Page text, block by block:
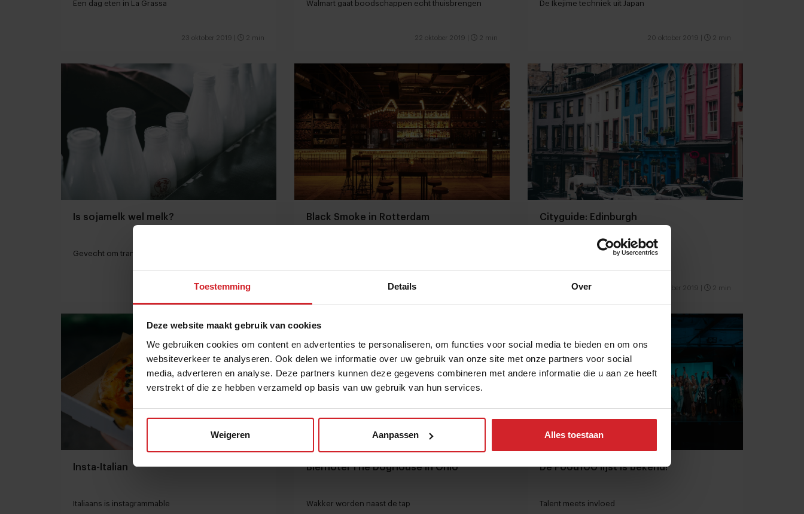
Toestemming Details Over
Deze website maakt gebruik van cookies
We gebruiken cookies om content en advertenties te personaliseren, om functies voor social media te bieden en om ons
websiteverkeer te analyseren. Ook delen we informatie over uw gebruik van onze site met onze partners voor social
media, adverteren en analyse. Deze partners kunnen deze gegevens combineren met andere informatie die u aan ze heeft
verstrekt of die ze hebben verzameld op basis van uw gebruik van hun services.
Weigeren Aanpassen Alles toestaan
Een dag eten in La Grassa
23 oktober 2019 2 min
Walmart gaat boodschappen echt thuisbrengen
22 oktober 2019 2 min
De Ikejime techniek uit Japan
20 oktober 2019 2 min
Is sojamelk wel melk?
Gevecht om transparante labels
19 oktober 2019| 2 min
Black Smoke in Rotterdam Cityguide: Edinburgh
16 oktober 2019 2 min
Insta-Italian
Italiaans is instagrammable
Bierhotel The DogHouse in Ohio
Wakker worden naast de tap
De Food100 lijst is bekend!
Talent meets invloed